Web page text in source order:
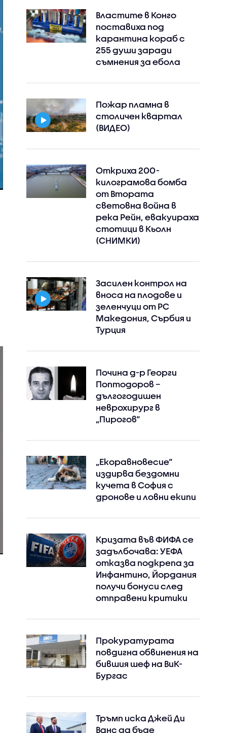
Властите в Конго
поставиха под
карантина кораб с
255 души заради
съмнения за ебола
Пожар пламна в
столичен квартал
(ВИДЕО)
Откриха 200-
килограмова бомба
от Втората
световна война в
река Рейн, евакуираха
стотици в Кьолн
(СНИМКИ)
Засилен контрол на
вноса на плодове и
зеленчуци от РС
Македония, Сърбия и
Турция
Почина д-р Георги
Поптодоров –
дългогодишен
неврохирург в
„Пирогов“
„Екоравновесие“
издирва бездомни
кучета в София с
дронове и ловни екипи
Кризата във ФИФА се
задълбочава: УЕФА
отказва подкрепа за
Инфантино, Йордания
получи бонуси след
отправени критики
Прокуратурата
повдигна обвинения на
бившия шеф на ВиК-
Бургас
Тръмп иска Джей Ди
Ванс да бъде